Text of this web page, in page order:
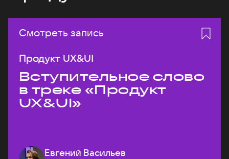
Смотреть запись
Продукт UX&UI
Вступительное слово
в треке «Продукт
UX&UI»
Евгений Васильев